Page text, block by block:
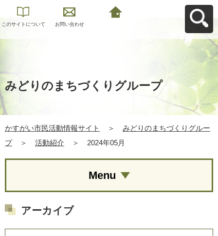
このサイトについて お問い合わせ
みどりのまちづくりグループ
かすがい市民活動情報サイト ＞
みどりのまちづくりグルー
プ
＞ 活動紹介 ＞ 2024年05月
Menu
アーカイブ